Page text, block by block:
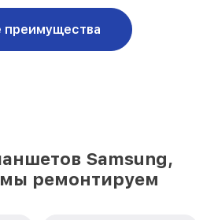
преимущества
Samsung,
ремонтируем